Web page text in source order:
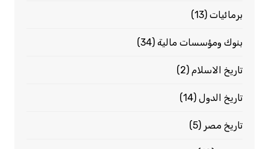
برمائيات(13)
بنوك ومؤسسات مالية(34)
تاريخ الاسلام(2)
تاريخ الدول(14)
تاريخ مصر (5)